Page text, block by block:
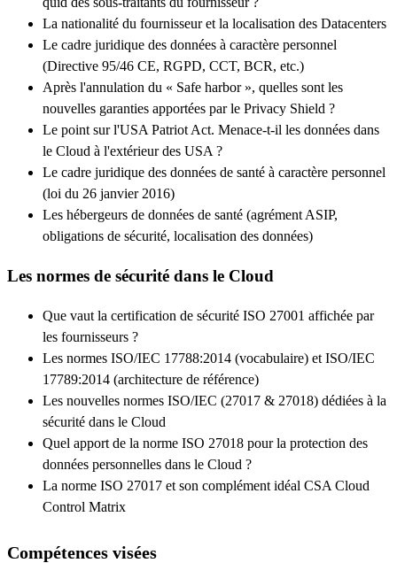
La nationalité du fournisseur et la localisation des Datacenters
Le cadre juridique des données à caractère personnel
(Directive 95/46 CE, RGPD, CCT, BCR, etc.)
Après l'annulation du « Safe harbor », quelles sont les
nouvelles garanties apportées par le Privacy Shield ?
Le point sur l'USA Patriot Act. Menace-t-il les données dans
le Cloud à l'extérieur des USA ?
Le cadre juridique des données de santé à caractère personnel
(loi du 26 janvier 2016)
Les hébergeurs de données de santé (agrément ASIP,
obligations de sécurité, localisation des données)
Les normes de sécurité dans le Cloud
Que vaut la certification de sécurité ISO 27001 affichée par
les fournisseurs ?
Les normes ISO/IEC 17788:2014 (vocabulaire) et ISO/IEC
17789:2014 (architecture de référence)
Les nouvelles normes ISO/IEC (27017 & 27018) dédiées à la
sécurité dans le Cloud
Quel apport de la norme ISO 27018 pour la protection des
données personnelles dans le Cloud ?
La norme ISO 27017 et son complément idéal CSA Cloud
Control Matrix
Compétences visées